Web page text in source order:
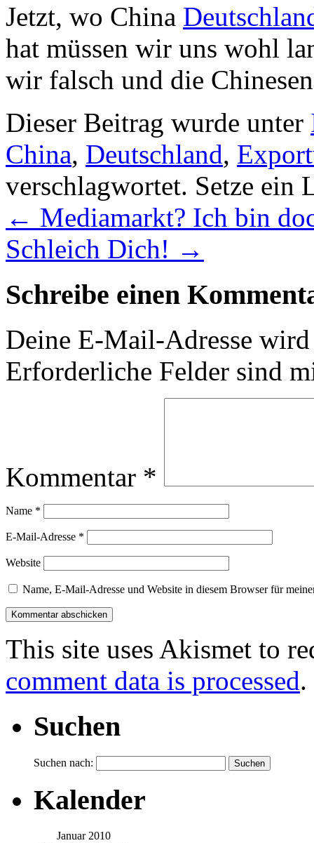
Jetzt, wo China
hat müssen wir uns wohl
wir falsch und die
Dieser Beitrag wurde unter
China, Deutschland,
verschlagwortet. Setze ein
← Mediamarkt? Ich bin
Schleich Dich! →
Schreibe einen
Deine E-Mail-Adresse
Erforderliche Felder sind
Kommentar *
Name *
E-Mail-Adresse *
Website
Name, E-Mail-Adresse und Website in diesem Browser für
This site uses Akismet to
comment data is processed.
Suchen
Suchen nach:
Kalender
Januar 2010